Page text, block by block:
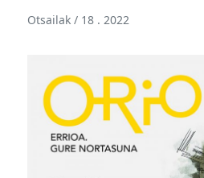
Otsailak / 18 . 2022